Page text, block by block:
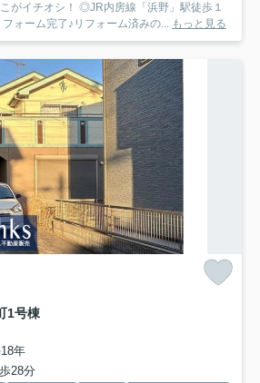
がイチオシ！ ◎JR内房線「浜野」駅徒歩１
ォーム完了♪リフォーム済みの... もっと見る
1号棟
年
28分